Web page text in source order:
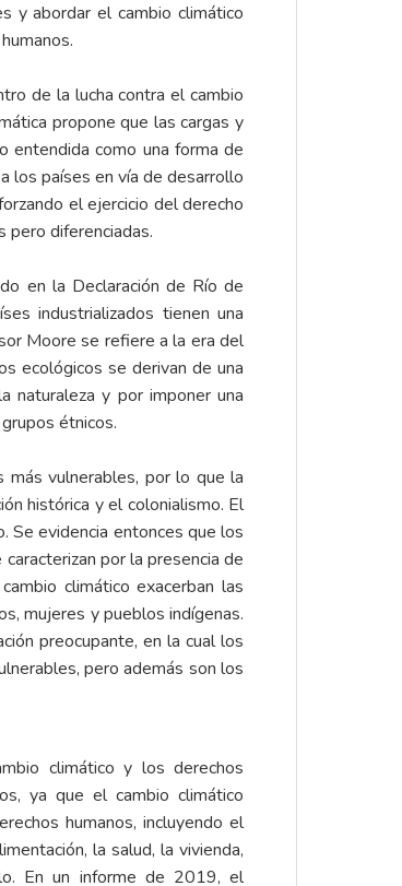
y abordar el cambio climático
de la lucha contra el cambio
propone que las cargas y
entendida como una forma de
los países en vía de desarrollo
el ejercicio del derecho
pero diferenciadas.
en la Declaración de Río de
industrializados tienen una
Moore se refiere a la era del
ecológicos se derivan de una
naturaleza y por imponer una
étnicos.
más vulnerables, por lo que la
histórica y el colonialismo. El
Se evidencia entonces que los
por la presencia de
climático exacerban las
mujeres y pueblos indígenas.
preocupante, en la cual los
pero además son los
climático y los derechos
ya que el cambio climático
humanos, incluyendo el
la salud, la vivienda,
En un informe de 2019, el